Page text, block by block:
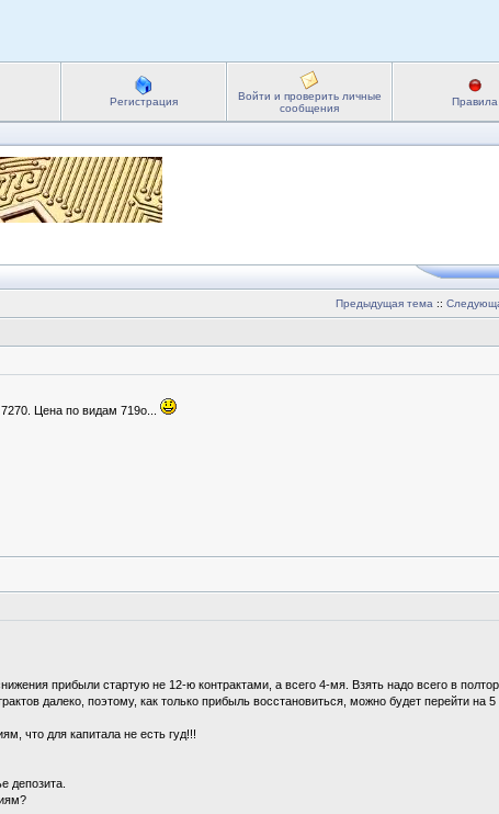
Регистрация
Войти и проверить личные
сообщения
Правила
Предыдущая тема ::
Цена по видам 719о...
прибыли стартую не 12-ю контрактами, а всего 4-мя. Взять надо всего в
далеко, поэтому, как только прибыль восстановиться, можно будет перейти на 5
что для капитала не есть гуд!!!
депозита.